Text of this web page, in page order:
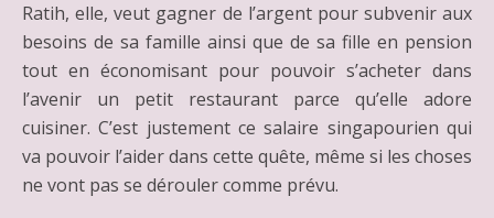
Ratih, elle, veut gagner de l’argent pour subvenir aux
besoins de sa famille ainsi que de sa fille en pension
tout en économisant pour pouvoir s’acheter dans
l’avenir un petit restaurant parce qu’elle adore
cuisiner. C’est justement ce salaire singapourien qui
va pouvoir l’aider dans cette quête, même si les choses
ne vont pas se dérouler comme prévu.